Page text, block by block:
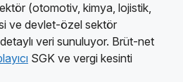
(otomotiv, kimya, lojistik,
ve devlet-özel sektör
detaylı veri sunuluyor. Brüt-net
SGK ve vergi kesinti